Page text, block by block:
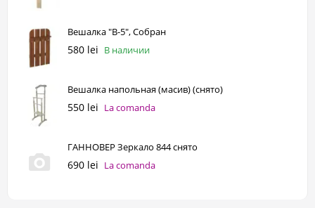
Вешалка "В-5", Собран
580 lei В наличии
Вешалка напольная (масив) (снято)
550 lei La comanda
ГАННОВЕР Зеркало 844 снято
690 lei La comanda